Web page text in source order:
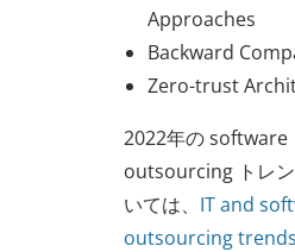
Approaches
Backward
Zero-trust
2022年の software
outsourcing トレ
いては、 IT and
outsourcing